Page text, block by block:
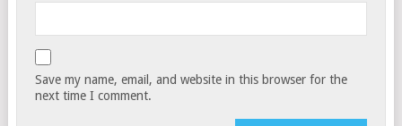
Save my name, email, and website in this browser for the
next time I comment.